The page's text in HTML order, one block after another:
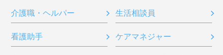
介護職・ヘルパー 生活相談員
看護助手 ケアマネジャー